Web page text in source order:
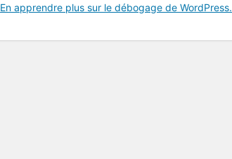
En apprendre plus sur le débogage de WordPress.